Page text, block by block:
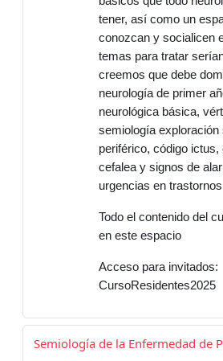
tener, así como un
conozcan y socialicen
temas para tratar
creemos que debe
neurología de primer
neurológica básica,
semiología
periférico, código
cefalea y signos de
urgencias en
Todo el contenido del
en este espacio
Acceso para invitados:
CursoResidentes2025
Semiología de la Enfermedad de